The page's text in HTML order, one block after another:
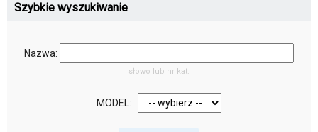
Szybkie wyszukiwanie
Nazwa:
słowo lub nr kat.
MODEL: